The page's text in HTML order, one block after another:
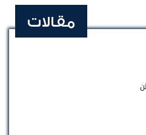
مقالات